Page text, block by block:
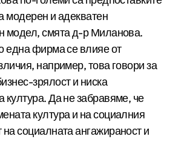
модерен и адекватен
модел, смята д-р Миланова.
една фирма се влияе от
например, това говори за
зрялост и ниска
култура. Да не забравяме, че
култура и на социалния
на социалната ангажираност и